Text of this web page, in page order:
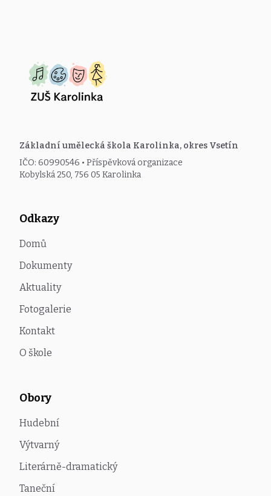
Základní umělecká škola Karolinka, okres Vsetín
IČO: 60990546 • Příspěvková organizace
Kobylská 250, 756 05 Karolinka
Odkazy
Domů
Dokumenty
Aktuality
Fotogalerie
Kontakt
O škole
Obory
Hudební
Výtvarný
Literárně-dramatický
Taneční